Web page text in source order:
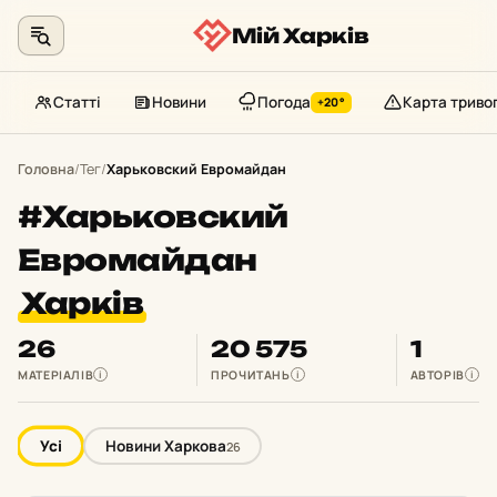
Мій Харків
Статті Новини Погода +20° Карта
Головна/Тег/Харьковский Евромайдан
#Харьковский
Евромайдан
Харків
26
МАТЕРІАЛІВ i
20 575
ПРОЧИТАНЬ i
1
АВТОРІВ i
Усі Новини Харкова26